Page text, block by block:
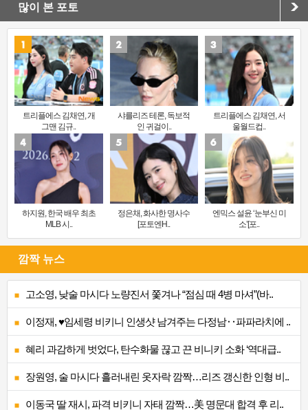
많이 본 포토
트리플에스 김채연, 개
그맨 김규..
샤를리즈 테론, 독보적
인 귀걸이..
트리플에스 김채연, 서
울월드컵..
하지원, 한국 배우 최초
MLB 시..
정은채, 화사한 명사수
[포토엔H..
엔믹스 설윤 ‘눈부신 미
소’[포..
깜짝 뉴스
고소영, 낮술 마시다 노량진서 쫓겨나 “점심 때 4병 마셔”(바..
이정재, ♥임세령 비키니 인생샷 남겨주는 다정남‥파파라치에 ..
혜리 과감하게 벗었다, 탄수화물 끊고 끈 비니키 소화 ‘역대급..
장원영, 술 마시다 흘러내린 옷자락 깜짝…리즈 갱신한 인형 비..
이동국 딸 재시, 파격 비키니 자태 깜짝…美 명문대 합격 후 리..